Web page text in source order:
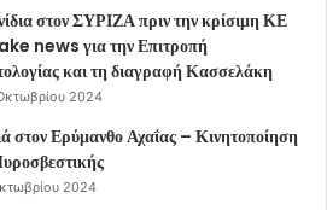
στον ΣΥΡΙΖΑ πριν την κρίσιμη ΚΕ
news για την Επιτροπή
και τη διαγραφή Κασσελάκη
2024
στον Ερύμανθο Αχαΐας – Κινητοποίηση
2024